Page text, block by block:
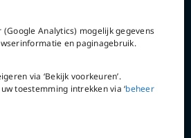
Analytics) mogelijk gegevens
en paginagebruik.
via ‘Bekijk voorkeuren’.
toestemming intrekken via ‘beheer